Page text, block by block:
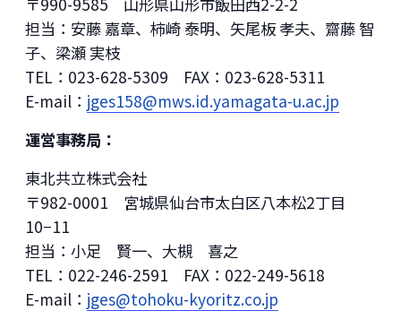
担当：安藤 嘉章、柿崎 泰明、矢尾板 孝夫、齋藤 智
子、梁瀬 実枝
TEL：023-628-5309 FAX：023-628-5311
E-mail： jges158@mws.id.yamagata-u.ac.jp
運営事務局：
東北共立株式会社
〒982-0001 宮城県仙台市太白区八本松2丁目
10−11
担当：小足 賢一、大槻 喜之
TEL：022-246-2591 FAX：022-249-5618
E-mail： jges@tohoku-kyoritz.co.jp